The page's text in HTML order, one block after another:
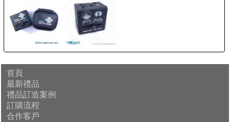
首頁
最新禮品
禮品訂造案例
訂購流程
合作客戶